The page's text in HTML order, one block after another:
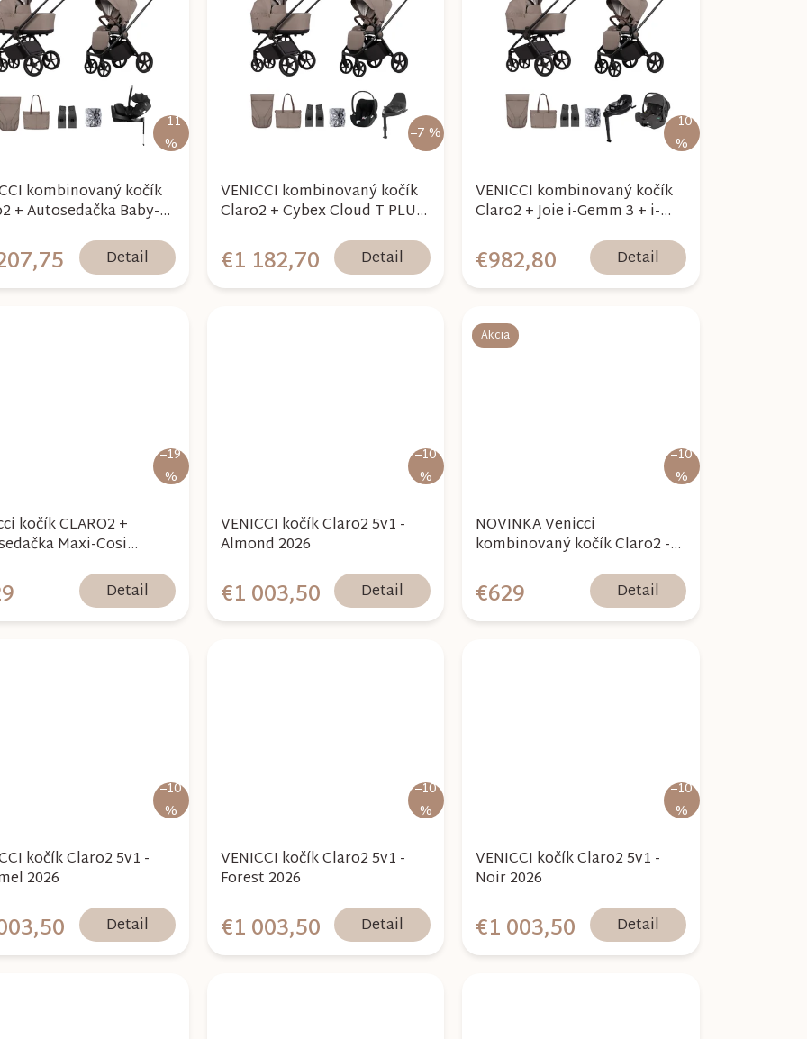
–11
%
kombinovaný kočík
+ Autosedačka Baby-
- Almond 2026Detail
–7 %
VENICCI kombinovaný kočík
Claro2 + Cybex Cloud T PLUS
€1 182,70 Detail
–10
%
VENICCI kombinovaný kočík
Claro2 + Joie i-Gemm 3 + i-
€982,80 Detail
–19
%
kočík CLARO2 +
Maxi-Cosi
Detail
–10
%
VENICCI kočík Claro2 5v1 -
Almond 2026
€1 003,50 Detail
Akcia
–10
%
NOVINKA Venicci
kombinovaný kočík Claro2 -
€629 Detail
–10
%
kočík Claro2 5v1 -
2026
Detail
–10
%
VENICCI kočík Claro2 5v1 -
Forest 2026
€1 003,50 Detail
–10
%
VENICCI kočík Claro2 5v1 -
Noir 2026
€1 003,50 Detail